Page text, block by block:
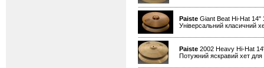
Paiste Giant Beat Hi-Hat 14"
Універсальний класичний
Paiste 2002 Heavy Hi-Hat
Потужний яскравий хет для